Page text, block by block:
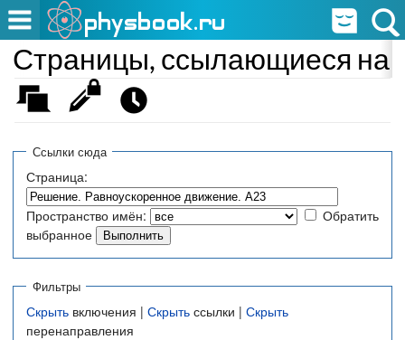
Страницы, ссылающиеся на
Ссылки сюда
Страница:
Пространство имён:
Обратить
выбранное
Фильтры
Скрыть включения | Скрыть ссылки | Скрыть
перенаправления